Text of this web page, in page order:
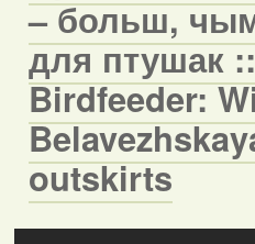
– больш,
для птушак
Birdfeeder:
outskirts